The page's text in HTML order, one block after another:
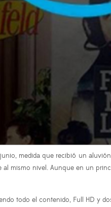
medida que recibió un
mismo nivel. Aunque en un
todo el contenido, Full HD y